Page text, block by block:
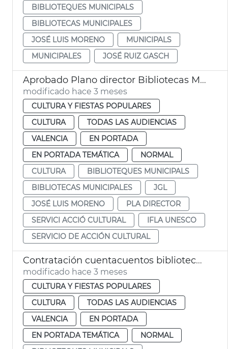
BIBLIOTEQUES MUNICIPALS
BIBLIOTECAS MUNICIPALES
JOSÉ LUIS MORENO
MUNICIPALS
MUNICIPALES
JOSÉ RUIZ GASCH
Aprobado Plano director Bibliotecas Municipales València
modificado hace 3 meses
CULTURA Y FIESTAS POPULARES
CULTURA
TODAS LAS AUDIENCIAS
VALENCIA
EN PORTADA
EN PORTADA TEMÁTICA
NORMAL
CULTURA
BIBLIOTEQUES MUNICIPALS
BIBLIOTECAS MUNICIPALES
JGL
JOSÉ LUIS MORENO
PLA DIRECTOR
SERVICI ACCIÓ CULTURAL
IFLA UNESCO
SERVICIO DE ACCIÓN CULTURAL
Contratación cuentacuentos bibliotecas municipales
modificado hace 3 meses
CULTURA Y FIESTAS POPULARES
CULTURA
TODAS LAS AUDIENCIAS
VALENCIA
EN PORTADA
EN PORTADA TEMÁTICA
NORMAL